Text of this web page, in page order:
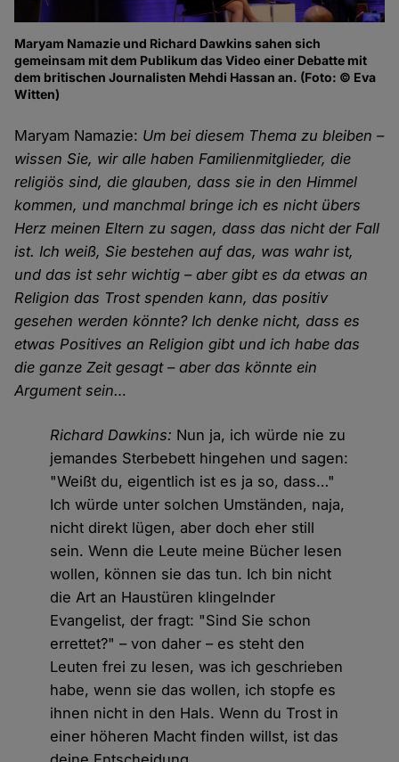
Maryam Namazie und Richard Dawkins sahen sich
gemeinsam mit dem Publikum das Video einer Debatte mit
dem britischen Journalisten Mehdi Hassan an. (Foto: © Eva
Witten)
Maryam Namazie: Um bei diesem Thema zu bleiben –
wissen Sie, wir alle haben Familienmitglieder, die
religiös sind, die glauben, dass sie in den Himmel
kommen, und manchmal bringe ich es nicht übers
Herz meinen Eltern zu sagen, dass das nicht der Fall
ist. Ich weiß, Sie bestehen auf das, was wahr ist,
und das ist sehr wichtig – aber gibt es da etwas an
Religion das Trost spenden kann, das positiv
gesehen werden könnte? Ich denke nicht, dass es
etwas Positives an Religion gibt und ich habe das
die ganze Zeit gesagt – aber das könnte ein
Argument sein…
Richard Dawkins: Nun ja, ich würde nie zu
jemandes Sterbebett hingehen und sagen:
"Weißt du, eigentlich ist es ja so, dass…"
Ich würde unter solchen Umständen, naja,
nicht direkt lügen, aber doch eher still
sein. Wenn die Leute meine Bücher lesen
wollen, können sie das tun. Ich bin nicht
die Art an Haustüren klingelnder
Evangelist, der fragt: "Sind Sie schon
errettet?" – von daher – es steht den
Leuten frei zu lesen, was ich geschrieben
habe, wenn sie das wollen, ich stopfe es
ihnen nicht in den Hals. Wenn du Trost in
einer höheren Macht finden willst, ist das